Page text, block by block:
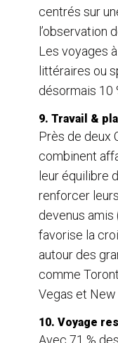
centrés sur
l’observation
Les voyages
littéraires ou
désormais 10
9. Travail &
Près de deux
combinent
leur équilibre
renforcer
devenus amis
favorise la
autour des
comme
Vegas et New
10. Voyage
Avec 71 %